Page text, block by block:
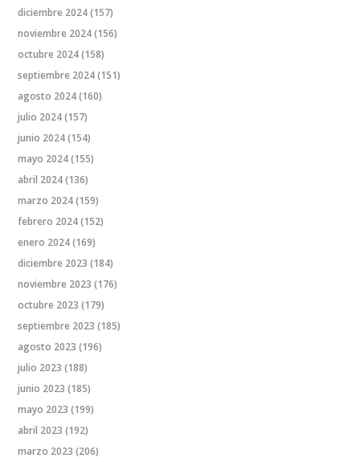
diciembre 2024(157)
noviembre 2024(156)
octubre 2024(158)
septiembre 2024(151)
agosto 2024(160)
julio 2024(157)
junio 2024(154)
mayo 2024(155)
abril 2024(136)
marzo 2024(159)
febrero 2024(152)
enero 2024(169)
diciembre 2023 (184)
noviembre 2023 (176)
octubre 2023 (179)
septiembre 2023 (185)
agosto 2023 (196)
julio 2023 (188)
junio 2023 (185)
mayo 2023 (199)
abril 2023 (192)
marzo 2023 (206)